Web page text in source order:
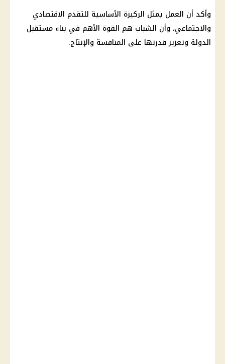
وأكد أن العمل يمثل الركيزة الأساسية للتقدم الاقتصادي
والاجتماعي، وأن الشباب هم القوة الأهم في بناء مستقبل
الدولة وتعزيز قدرتها على المنافسة والإنتاج.